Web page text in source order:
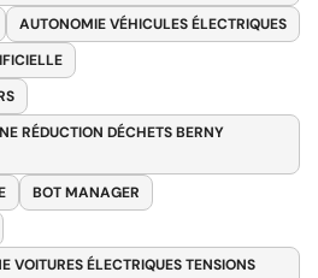
AUTONOMIE VÉHICULES ÉLECTRIQUES
RÉDUCTION DÉCHETS BERNY
BOT MANAGER
VOITURES ÉLECTRIQUES TENSIONS